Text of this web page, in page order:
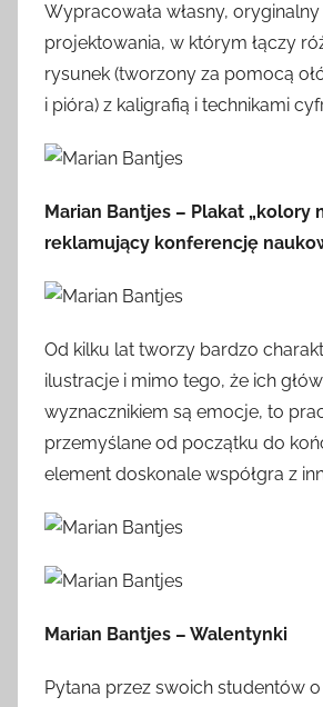
Wypracowała własny,
projektowania, w którym łączy
rysunek (tworzony za pomocą
i pióra) z kaligrafią i technikami
Marian Bantjes – Plakat „kolory
reklamujący konferencję
Od kilku lat tworzy bardzo
ilustracje i mimo tego, że ich
wyznacznikiem są emocje, to
przemyślane od początku do
element doskonale współgra z
Marian Bantjes – Walentynki
Pytana przez swoich studentów